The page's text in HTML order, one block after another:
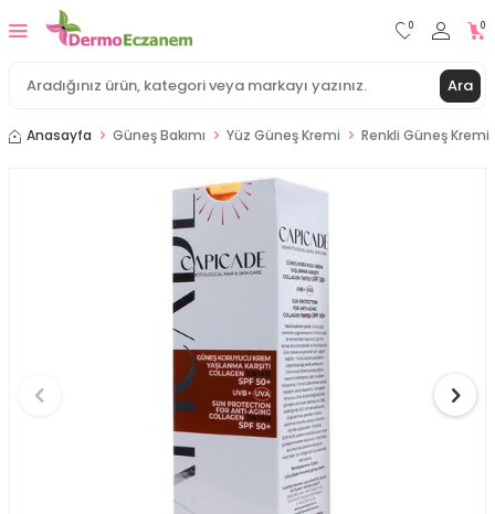
Ara
0 0
Anasayfa Güneş Bakımı Yüz Güneş Kremi Renkli Güneş Kremi